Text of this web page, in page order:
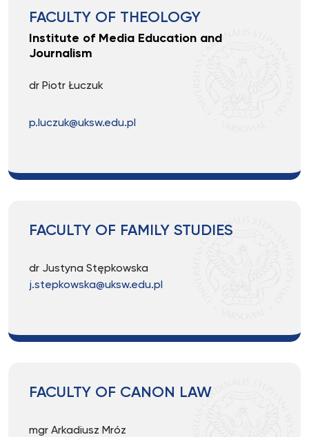
FACULTY OF THEOLOGY
Institute of Media Education and
Journalism
dr Piotr Łuczuk
p.luczuk@uksw.edu.pl
FACULTY OF FAMILY STUDIES
dr Justyna Stępkowska
j.stepkowska@uksw.edu.pl
FACULTY OF CANON LAW
mgr Arkadiusz Mróz